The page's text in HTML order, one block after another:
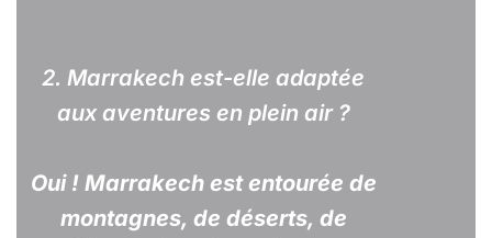
2. Marrakech est-elle adaptée
aux aventures en plein air ?
Oui ! Marrakech est entourée de
montagnes, de déserts, de